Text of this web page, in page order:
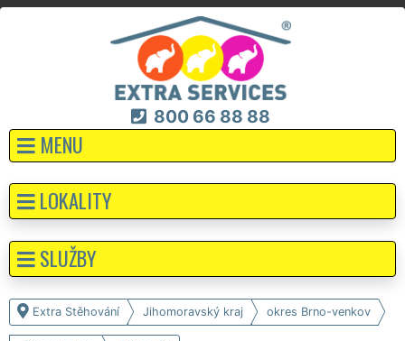
800 66 88 88
MENU
Extra Stěhování Jihomoravský kraj okres Brno-venkov
LOKALITY
SLUŽBY